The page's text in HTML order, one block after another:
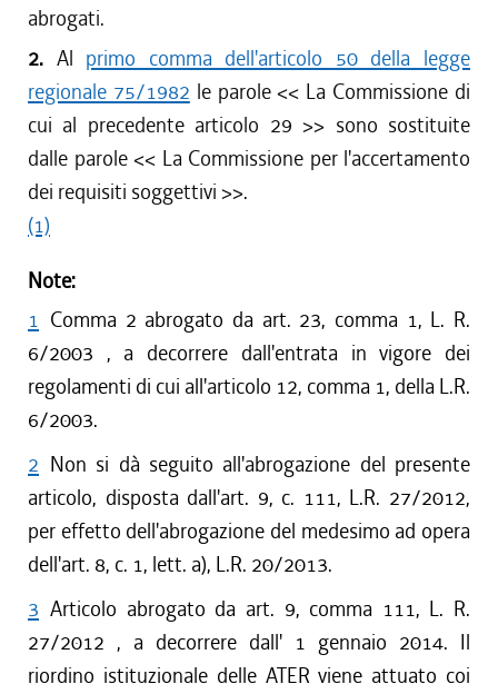
abrogati.
2. Al primo comma dell'articolo 50 della legge
regionale 75/1982 le parole << La Commissione di
cui al precedente articolo 29 >> sono sostituite
dalle parole << La Commissione per l'accertamento
dei requisiti soggettivi >>.
(1)
Note:
1 Comma 2 abrogato da art. 23, comma 1, L. R.
6/2003 , a decorrere dall'entrata in vigore dei
regolamenti di cui all'articolo 12, comma 1, della L.R.
6/2003.
2 Non si dà seguito all'abrogazione del presente
articolo, disposta dall'art. 9, c. 111, L.R. 27/2012,
per effetto dell'abrogazione del medesimo ad opera
dell'art. 8, c. 1, lett. a), L.R. 20/2013.
3 Articolo abrogato da art. 9, comma 111, L. R.
27/2012 , a decorrere dall' 1 gennaio 2014. Il
riordino istituzionale delle ATER viene attuato coi